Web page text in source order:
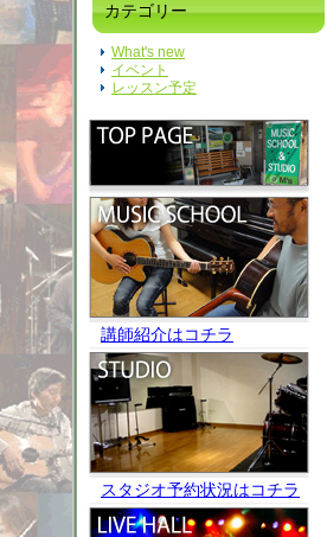
カテゴリー
What's new
イベント
レッスン予定
講師紹介はコチラ
スタジオ予約状況はコチラ